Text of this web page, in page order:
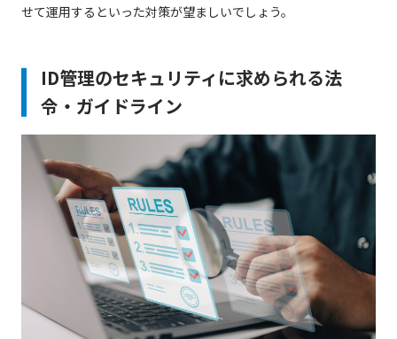
せて運用するといった対策が望ましいでしょう。
ID管理のセキュリティに求められる法
令・ガイドライン